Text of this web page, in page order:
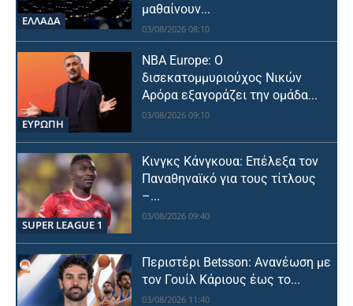
ΕΛΛΑΔΑ
μαθαίνουν...
03/08/2026 08:10
ΕΥΡΩΠΗ
NBA Europe: Ο
δισεκατομμυριούχος Νικών
Αρόρα εξαγοράζει την ομάδα...
03/08/2026 09:10
SUPER LEAGUE 1
Κινγκς Κάνγκουα: Επέλεξα τον
Παναθηναϊκό για τους τίτλους
–...
03/08/2026 09:40
Περιστέρι Betsson: Ανανέωση με
τον Γουίλ Κάριους έως το...
03/08/2026 11:40